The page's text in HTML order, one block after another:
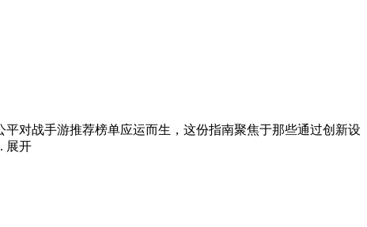
对战手游推荐榜单应运而生，这份指南聚焦于那些通过创新设
展开